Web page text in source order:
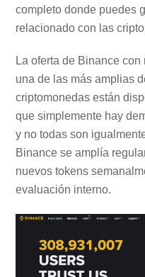
completo donde puedes
relacionado con las
La oferta de Binance
una de las más amplias
criptomonedas están
que simplemente hay
y no todas son
Binance se amplía
nuevos tokens
evaluación interno.